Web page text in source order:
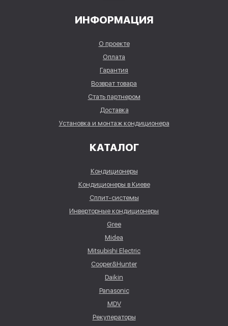
ИНФОРМАЦИЯ
О проекте
Оплата
Гарантия
Возврат товара
Стать партнером
Доставка
Установка и монтаж кондиционера
КАТАЛОГ
Кондиционеры
Кондиционеры в Киеве
Сплит-системы
Инверторные кондиционеры
Gree
Midea
Mitsubishi Electric
Cooper&Hunter
Daikin
Panasonic
MDV
Рекуператоры